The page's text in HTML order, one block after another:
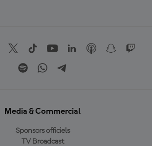
Media & Commercial
Sponsors officiels
TV Broadcast